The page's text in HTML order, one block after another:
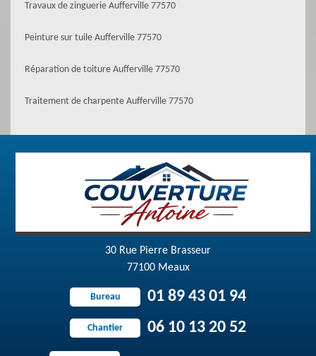
Travaux de zinguerie Aufferville 77570
Peinture sur tuile Aufferville 77570
Réparation de toiture Aufferville 77570
Traitement de charpente Aufferville 77570
30 Rue Pierre Brasseur
77100 Meaux
Bureau 01 89 43 01 94
Chantier 06 10 13 20 52